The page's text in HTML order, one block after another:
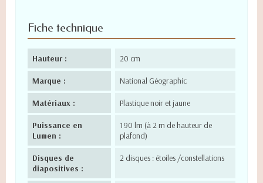
Fiche technique
Hauteur : 20 cm
Marque : National Géographic
Matériaux : Plastique noir et jaune
Puissance en
Lumen :
190 lm (à 2 m de hauteur de
plafond)
Disques de
diapositives :
2 disques : étoiles /constellations